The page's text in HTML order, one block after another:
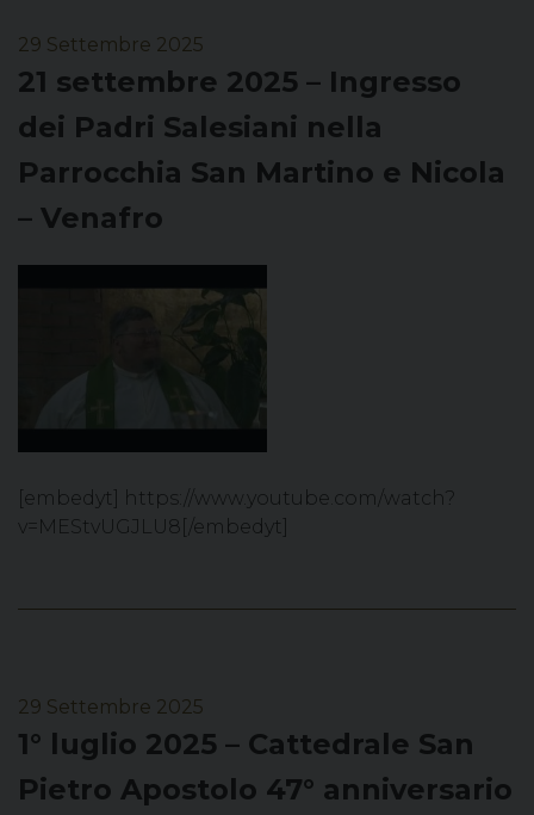
29 Settembre 2025
21 settembre 2025 – Ingresso
dei Padri Salesiani nella
Parrocchia San Martino e Nicola
– Venafro
[embedyt] https://www.youtube.com/watch?
v=MEStvUGJLU8[/embedyt]
29 Settembre 2025
1° luglio 2025 – Cattedrale San
Pietro Apostolo 47° anniversario